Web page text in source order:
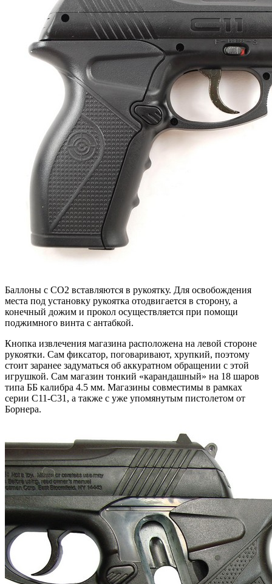
Баллоны с CO2 вставляются в рукоятку. Для освобождения
места под установку рукоятка отодвигается в сторону, а
конечный дожим и прокол осуществляется при помощи
поджимного винта с антабкой.
Кнопка извлечения магазина расположена на левой стороне
рукоятки. Сам фиксатор, поговаривают, хрупкий, поэтому
стоит заранее задуматься об аккуратном обращении с этой
игрушкой. Сам магазин тонкий «карандашный» на 18 шаров
типа ББ калибра 4.5 мм. Магазины совместимы в рамках
серии C11-C31, а также с уже упомянутым пистолетом от
Борнера.